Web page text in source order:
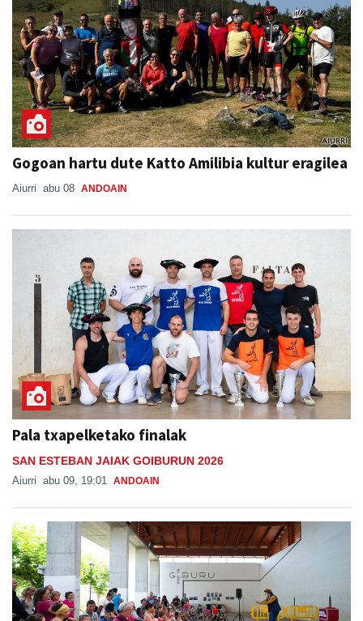
Gogoan hartu dute Katto Amilibia kultur eragilea
Aiurri abu 08 ANDOAIN
Pala txapelketako finalak
SAN ESTEBAN JAIAK GOIBURUN 2026
Aiurri abu 09, 19:01 ANDOAIN